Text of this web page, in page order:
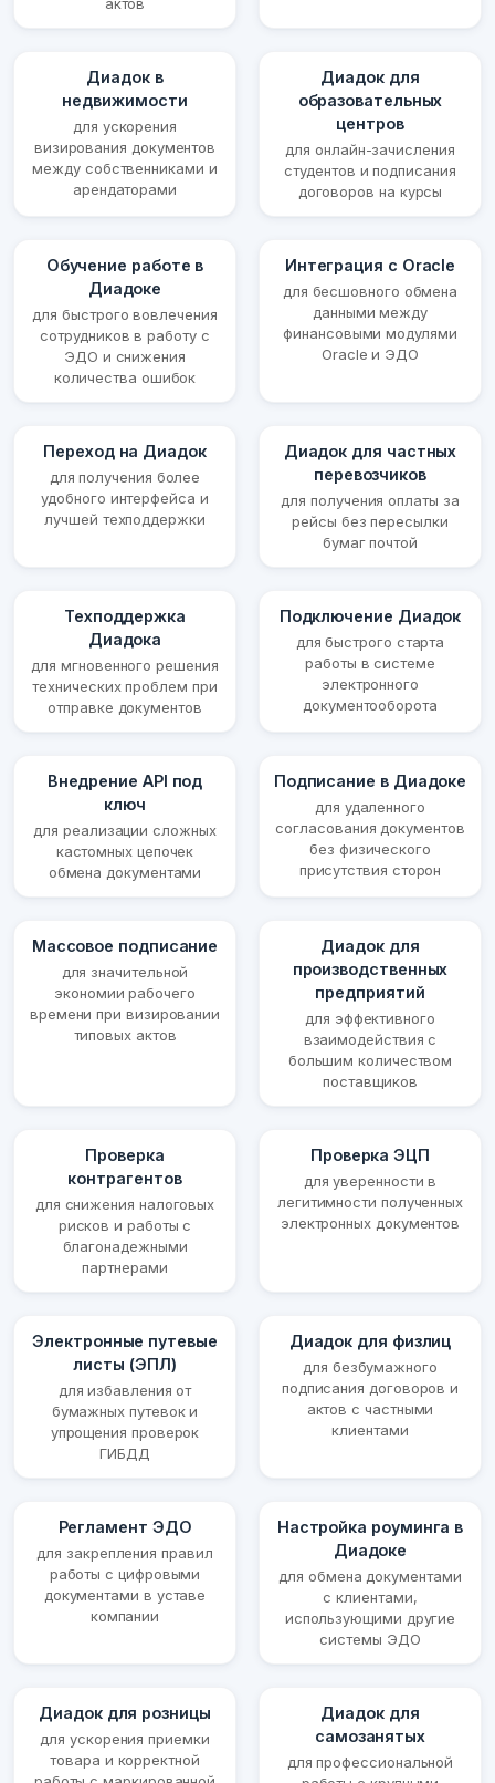
актов
Диадок в
недвижимости
для ускорения
визирования документов
между собственниками и
арендаторами
Диадок для
образовательных
центров
для онлайн-зачисления
студентов и подписания
договоров на курсы
Обучение работе в
Диадоке
для быстрого вовлечения
сотрудников в работу с
ЭДО и снижения
количества ошибок
Интеграция с Oracle
для бесшовного обмена
данными между
финансовыми модулями
Oracle и ЭДО
Переход на Диадок
для получения более
удобного интерфейса и
лучшей техподдержки
Диадок для частных
перевозчиков
для получения оплаты за
рейсы без пересылки
бумаг почтой
Техподдержка
Диадока
для мгновенного решения
технических проблем при
отправке документов
Подключение Диадок
для быстрого старта
работы в системе
электронного
документооборота
Внедрение API под
ключ
для реализации сложных
кастомных цепочек
обмена документами
Подписание в Диадоке
для удаленного
согласования документов
без физического
присутствия сторон
Массовое подписание
для значительной
экономии рабочего
времени при визировании
типовых актов
Диадок для
производственных
предприятий
для эффективного
взаимодействия с
большим количеством
поставщиков
Проверка
контрагентов
для снижения налоговых
рисков и работы с
благонадежными
партнерами
Проверка ЭЦП
для уверенности в
легитимности полученных
электронных документов
Электронные путевые
листы (ЭПЛ)
для избавления от
бумажных путевок и
упрощения проверок
ГИБДД
Диадок для физлиц
для безбумажного
подписания договоров и
актов с частными
клиентами
Регламент ЭДО
для закрепления правил
работы с цифровыми
документами в уставе
компании
Настройка роуминга в
Диадоке
для обмена документами
с клиентами,
использующими другие
системы ЭДО
Диадок для розницы
для ускорения приемки
товара и корректной
Диадок для
самозанятых
для профессиональной